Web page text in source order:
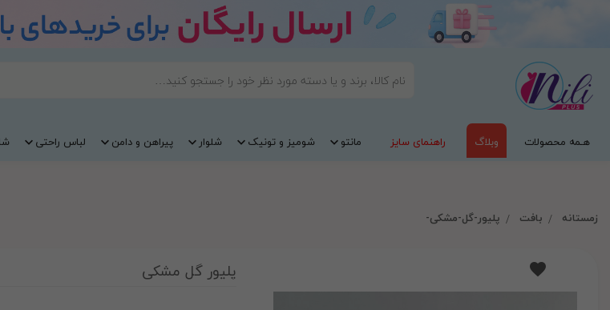
هـمه محصولات وبلاگ راهنمای سایز مانتو شومیز و تونیک شلوار پیراهن و دامن لباس راحتی
زمستانه بافت پلیور-گل-مشکی-
پلیور گل مشکی